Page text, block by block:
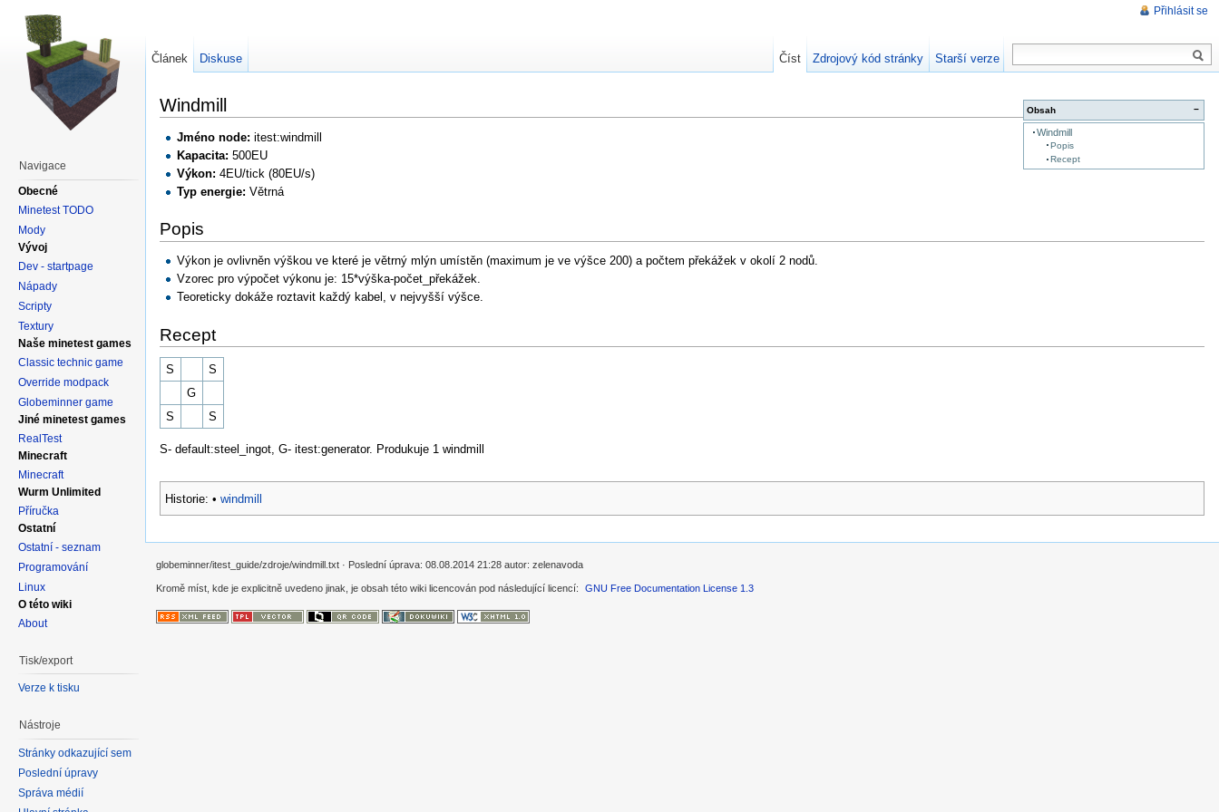
−
Obsah
Windmill
Popis
Recept
Windmill
Jméno node: itest:windmill
Kapacita: 500EU
Výkon: 4EU/tick (80EU/s)
Typ energie: Větrná
Popis
Výkon je ovlivněn výškou ve které je větrný mlýn umístěn (maximum je ve výšce 200) a počtem překážek v okolí 2 nodů.
Vzorec pro výpočet výkonu je: 15*výška-počet_překážek.
Teoreticky dokáže roztavit každý kabel, v nejvyšší výšce.
Recept
S
S
G
S
S
S- default:steel_ingot, G- itest:generator. Produkuje 1 windmill
Historie: • windmill
Přihlásit se
Článek Diskuse Číst Zdrojový kód stránky Starší verze
Navigace
Obecné
Minetest TODO
Mody
Vývoj
Dev - startpage
Nápady
Scripty
Textury
Naše minetest games
Classic technic game
Override modpack
Globeminner game
Jiné minetest games
RealTest
Minecraft
Minecraft
Wurm Unlimited
Příručka
Ostatní
Ostatní - seznam
Programování
Linux
O této wiki
About
Tisk/export
Verze k tisku
Nástroje
Stránky odkazující sem
Poslední úpravy
Správa médií
globeminner/itest_guide/zdroje/windmill.txt · Poslední úprava: 08.08.2014 21:28 autor: zelenavoda
Kromě míst, kde je explicitně uvedeno jinak, je obsah této wiki licencován pod následující licencí: GNU Free Documentation License 1.3